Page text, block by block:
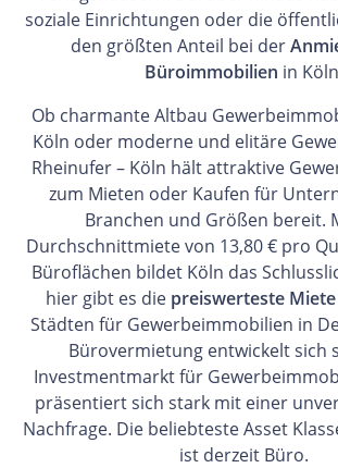
soziale Einrichtungen oder die
den größten Anteil bei der
Büroimmobilien in
Ob charmante Altbau
Köln oder moderne und elitäre
Rheinufer – Köln hält attraktive
zum Mieten oder Kaufen für
Branchen und Größen bereit.
Durchschnittmiete von 13,80 € pro
Büroflächen bildet Köln das
hier gibt es die preiswerteste Miete
Städten für Gewerbeimmobilien in
Bürovermietung entwickelt sich
Investmentmarkt für
präsentiert sich stark mit einer
Nachfrage. Die beliebteste Asset
ist derzeit Büro.